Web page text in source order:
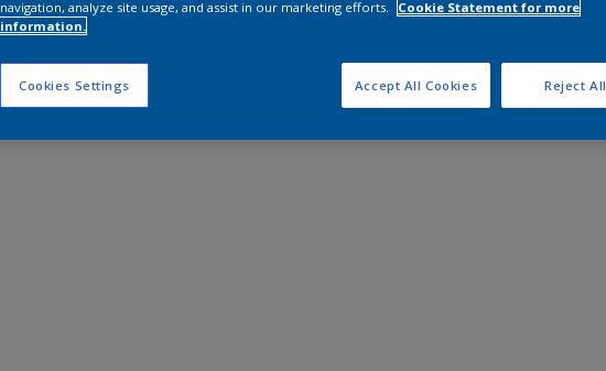
navigation, analyze site usage, and assist in our marketing efforts.
Cookie Statement for more
information.
Cookies Settings Reject All
Accept All Cookies